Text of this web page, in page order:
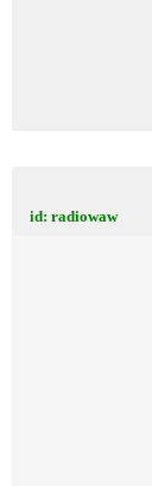
id: radiowaw